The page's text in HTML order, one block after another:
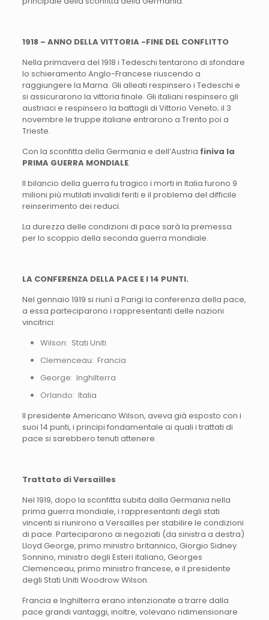
1918 – ANNO DELLA VITTORIA -FINE DEL CONFLITTO
Nella primavera del 1918 i Tedeschi tentarono di sfondare
lo schieramento Anglo-Francese riuscendo a
raggiungere la Marna. Gli alleati respinsero i Tedeschi e
si assicurarono la vittoria finale. Gli italiani respinsero gli
austriaci e respinsero la battagli di Vittorio Veneto; il 3
novembre le truppe italiane entrarono a Trento poi a
Trieste.
Con la sconfitta della Germania e dell’Austria finiva la
PRIMA GUERRA MONDIALE.
Il bilancio della guerra fu tragico i morti in Italia furono 9
milioni più mutilati invalidi feriti e il problema del difficile
reinserimento dei reduci.
La durezza delle condizioni di pace sarà la premessa
per lo scoppio della seconda guerra mondiale.
LA CONFERENZA DELLA PACE E I 14 PUNTI.
Nel gennaio 1919 si riunì a Parigi la conferenza della pace,
a essa parteciparono i rappresentanti delle nazioni
vincitrici:
Wilson: Stati Uniti
Clemenceau: Francia
George: Inghilterra
Orlando: Italia
Il presidente Americano Wilson, aveva già esposto con i
suoi 14 punti, i principi fondamentale ai quali i trattati di
pace si sarebbero tenuti attenere.
Trattato di Versailles
Nel 1919, dopo la sconfitta subita dalla Germania nella
prima guerra mondiale, i rappresentanti degli stati
vincenti si riunirono a Versailles per stabilire le condizioni
di pace. Parteciparono ai negoziati (da sinistra a destra)
Lloyd George, primo ministro britannico, Giorgio Sidney
Sonnino, ministro degli Esteri italiano, Georges
Clemenceau, primo ministro francese, e il presidente
degli Stati Uniti Woodrow Wilson.
Francia e Inghilterra erano intenzionate a trarre dalla
pace grandi vantaggi, inoltre, volevano ridimensionare